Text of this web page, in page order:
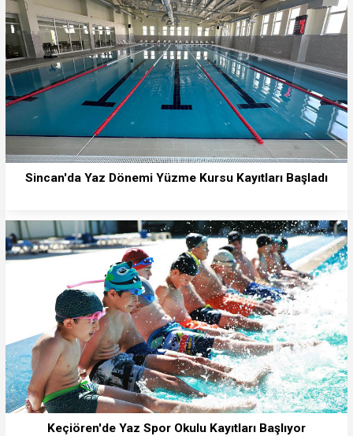
Sincan'da Yaz Dönemi Yüzme Kursu Kayıtları Başladı
Keçiören'de Yaz Spor Okulu Kayıtları Başlıyor